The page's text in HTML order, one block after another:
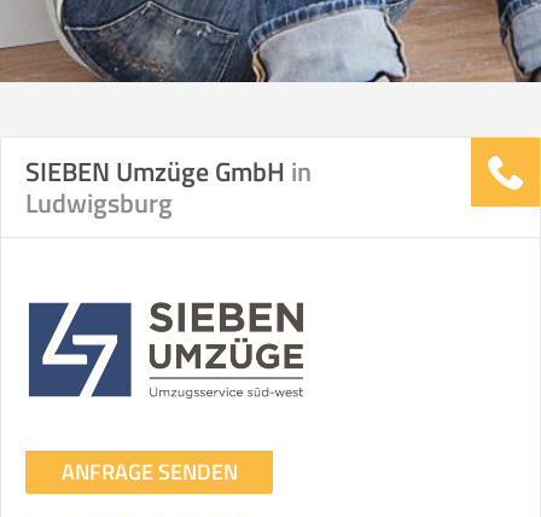
UMZUGSVERGLEICH
Vergleichsergebnis basierend auf Ihren
Transportieren
Ihre Angaben:
am
SIEBEN Umzüge GmbH in
Ludwigsburg
ANFRAGE SENDEN